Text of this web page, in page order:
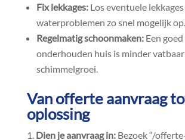
Fix lekkages:Los eventuele
waterproblemen zo snel mogelijk op.​
Regelmatig schoonmaken:Een goed
onderhouden huis is minder
schimmelgroei.​
Van offerte aanvraag
oplossing
Dien je aanvraag in:Bezoek “/